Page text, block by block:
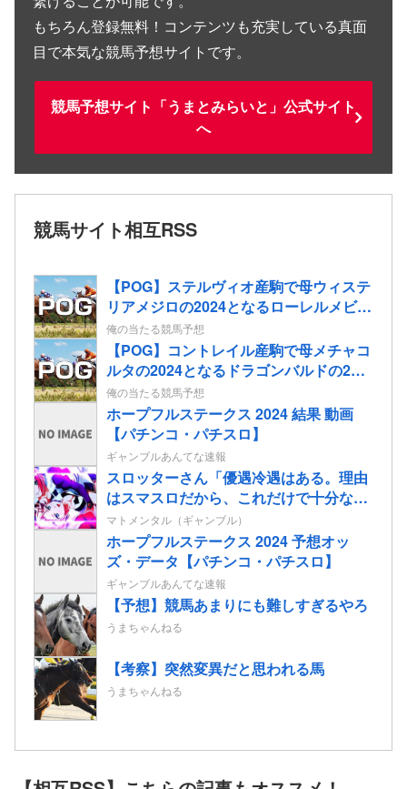
もちろん登録無料！コンテンツも充実している真面
目で本気な競馬予想サイトです。
競馬予想サイト「うまとみらいと」公式サイト
へ
競馬サイト相互RSS
【POG】ステルヴィオ産駒で母ウィステ
リアメジロの2024となるローレルメビウ
スの2歳情報
俺の当たる競馬予想
【POG】コントレイル産駒で母メチャコ
ルタの2024となるドラゴンバルドの2歳
情報
俺の当たる競馬予想
ホープフルステークス 2024 結果 動画
【パチンコ・パチスロ】
ギャンブルあんてな速報
スロッターさん「優遇冷遇はある。理由
はスマスロだから、これだけで十分なん
だよね」
マトメンタル（ギャンブル）
ホープフルステークス 2024 予想オッ
ズ・データ【パチンコ・パチスロ】
ギャンブルあんてな速報
【予想】競馬あまりにも難しすぎるやろ
うまちゃんねる
【考察】突然変異だと思われる馬
うまちゃんねる